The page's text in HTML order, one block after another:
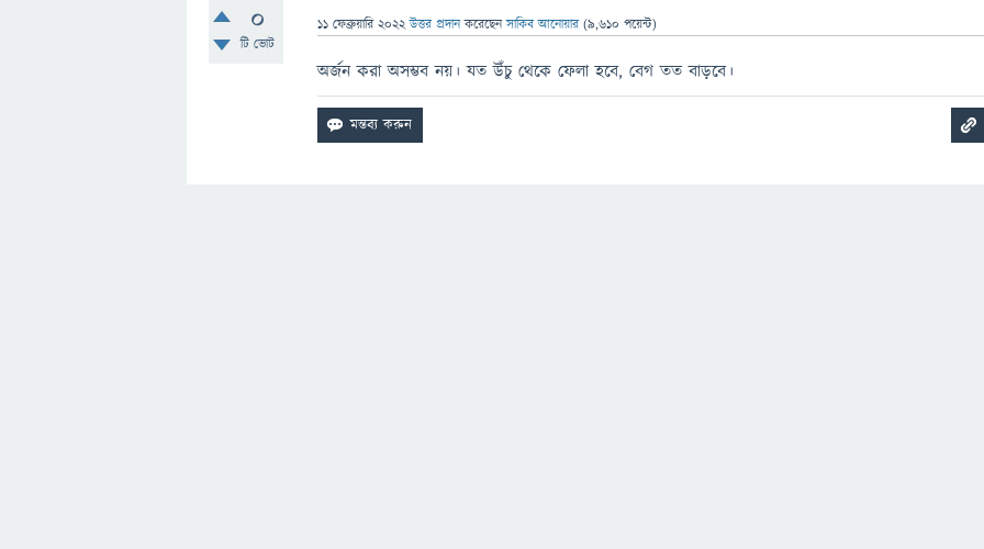
0
টি ভোট
11 ফেব্রুয়ারি 2022 উত্তর প্রদান করেছেনসাকিব আনোয়ার (9,610 পয়েন্ট)
অর্জন করা অসম্ভব নয়। যত উঁচু থেকে ফেলা হবে, বেগ তত বাড়বে।